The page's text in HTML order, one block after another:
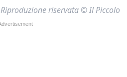
Riproduzione riservata © Il Piccolo